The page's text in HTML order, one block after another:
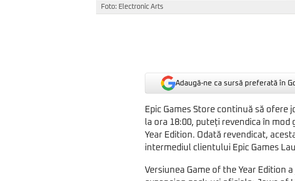
Foto: Electronic Arts
Adaugă-ne ca sursă preferată în
Epic Games Store continuă să ofere
la ora 18:00, puteți revendica în
Year Edition. Odată revendicat,
intermediul clientului Epic Games
Versiunea Game of the Year Edition